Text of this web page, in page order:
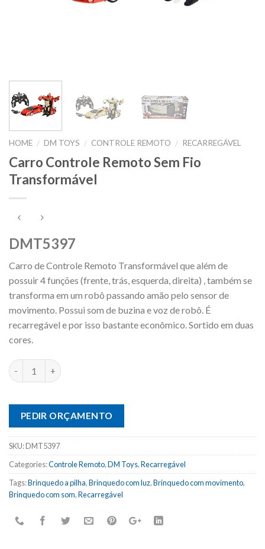
HOME / DM TOYS / CONTROLE REMOTO / RECARREGÁVEL
Carro Controle Remoto Sem Fio
Transformável
DMT5397
Carro de Controle Remoto Transformável que além de
possuir 4 funções (frente, trás, esquerda, direita) , também se
transforma em um robô passando amão pelo sensor de
movimento. Possui som de buzina e voz de robô. É
recarregável e por isso bastante econômico. Sortido em duas
cores.
PEDIR ORÇAMENTO
SKU:DMT5397
Categories:Controle Remoto,DM Toys,Recarregável
Tags:Brinquedo a pilha,Brinquedo com luz,Brinquedo com movimento,
Brinquedo com som,Recarregável